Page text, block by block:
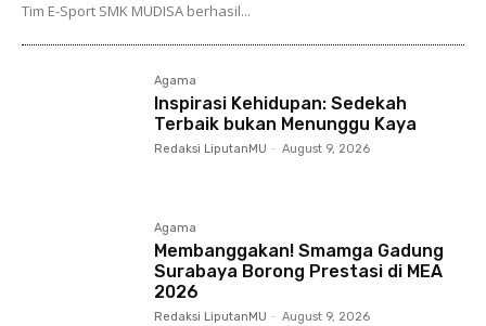
Tim E-Sport SMK MUDISA berhasil...
Agama
Inspirasi Kehidupan: Sedekah
Terbaik bukan Menunggu Kaya
Redaksi LiputanMU - August 9, 2026
Agama
Membanggakan! Smamga Gadung
Surabaya Borong Prestasi di MEA
2026
Redaksi LiputanMU - August 9, 2026